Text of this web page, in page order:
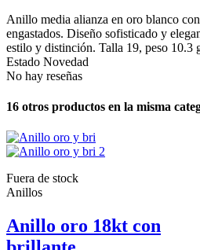
Anillo media alianza en oro blanco
engastados. Diseño sofisticado y
estilo y distinción. Talla 19, peso 10.3
Estado Novedad
No hay reseñas
16 otros productos en la misma
Fuera de stock
Anillos
Anillo oro 18kt con